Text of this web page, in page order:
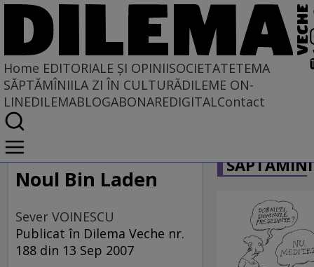
Home EDITORIALE ȘI OPINIISOCIETATETEMA
SĂPTĂMÎNIILA ZI ÎN CULTURĂDILEME ON-
LINEDILEMABLOGABONAREDIGITALContact
Home
EDITORIALE ȘI OPINII
PE CE LUME TRĂIM
Noul Bin Laden
Sever VOINESCU
Publicat în Dilema Veche nr.
188 din 13 Sep 2007